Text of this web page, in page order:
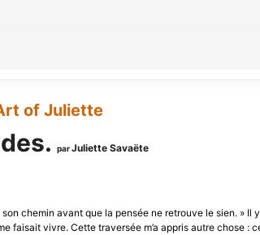
of Juliette
parJuliette Savaëte
chemin avant que la pensée ne retrouve le sien. » Il
faisait vivre. Cette traversée m’a appris autre chose